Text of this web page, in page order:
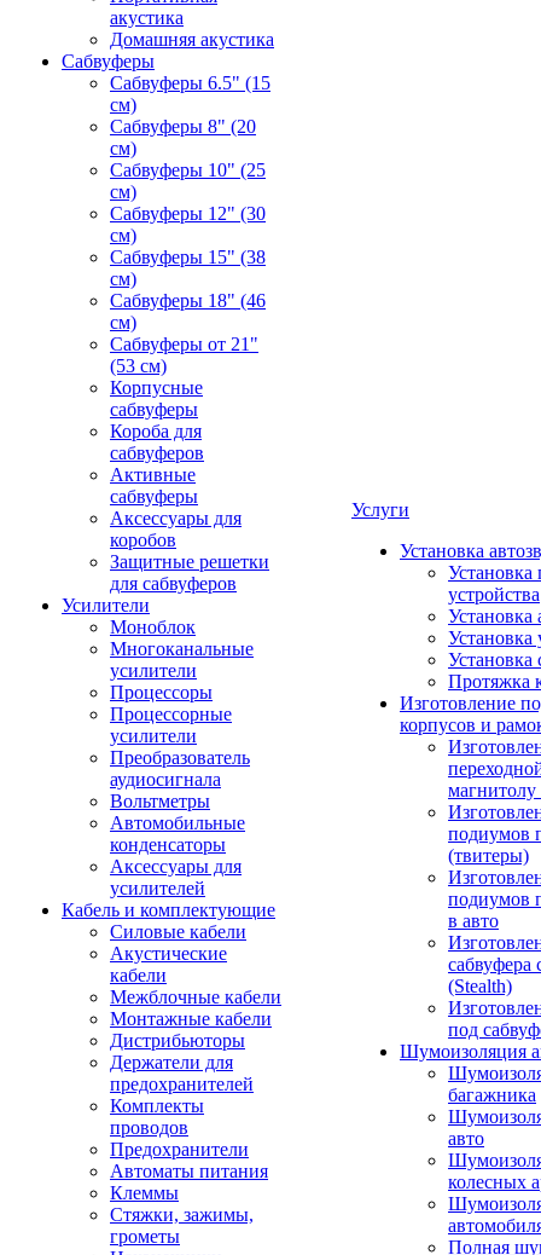
акустика
Домашняя акустика
Сабвуферы
Сабвуферы 6.5" (15
см)
Сабвуферы 8" (20
см)
Сабвуферы 10" (25
см)
Сабвуферы 12" (30
см)
Сабвуферы 15" (38
см)
Сабвуферы 18" (46
см)
Сабвуферы от 21"
(53 см)
Корпусные
сабвуферы
Короба для
сабвуферов
Активные
сабвуферы
Аксессуары для
коробов
Защитные решетки
для сабвуферов
Усилители
Моноблок
Многоканальные
усилители
Процессоры
Процессорные
усилители
Преобразователь
аудиосигнала
Вольтметры
Автомобильные
конденсаторы
Аксессуары для
усилителей
Кабель и комплектующие
Силовые кабели
Акустические
кабели
Межблочные кабели
Монтажные кабели
Дистрибьюторы
Держатели для
предохранителей
Комплекты
проводов
Предохранители
Автоматы питания
Клеммы
Стяжки, зажимы,
грометы
Услуги
Установка
Установка
устройства
Установка
Установка
Установка
Протяжка
Изготовление
корпусов и
подиумов
(твитеры)
подиумов
в авто
сабвуфера
(Stealth)
под
Шумоизоляция
багажника
авто
колесных
Полная